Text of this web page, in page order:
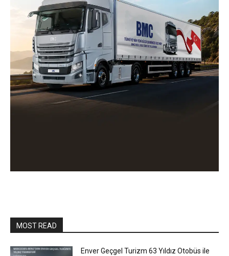
MOST READ
Enver Geçgel Turizm 63 Yıldız Otobüs ile